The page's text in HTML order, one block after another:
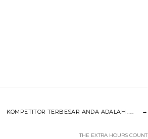
KOMPETITOR TERBESAR ANDA ADALAH …..
THE EXTRA HOURS COUNT